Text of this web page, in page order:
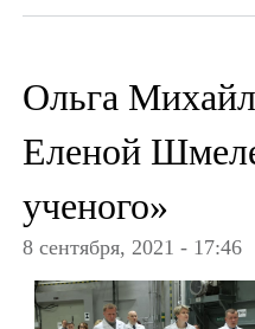
Ольга
Еленой
ученого»
8 сентября, 2021 - 17:46